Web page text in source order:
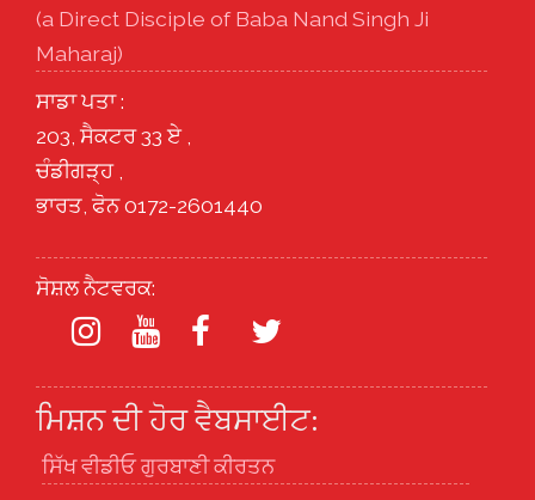
(a Direct Disciple of Baba Nand Singh Ji
Maharaj)
ਸਾਡਾ ਪਤਾ :
203, ਸੈਕਟਰ 33 ਏ ,
ਚੰਡੀਗੜ੍ਹ ,
ਭਾਰਤ, ਫੋਨ 0172-2601440
ਸੋਸ਼ਲ ਨੈਟਵਰਕ:
ਮਿਸ਼ਨ ਦੀ ਹੋਰ ਵੈਬਸਾਈਟ:
ਸਿੱਖ ਵੀਡੀਓ ਗੁਰਬਾਣੀ ਕੀਰਤਨ